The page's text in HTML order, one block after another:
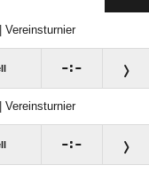
Vereinsturnier
:
Vereinsturnier
: